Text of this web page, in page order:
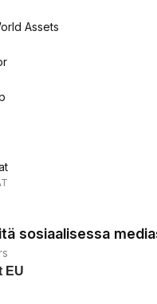
Assets
sosiaalisessa
EU